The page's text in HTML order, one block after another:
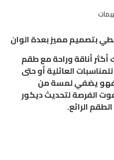
أكثر أناقة وراحة مع طقم
العائلية أو حتى
فهو يضفي لمسة من
الفرصة لتحديث ديكور
الرائع.